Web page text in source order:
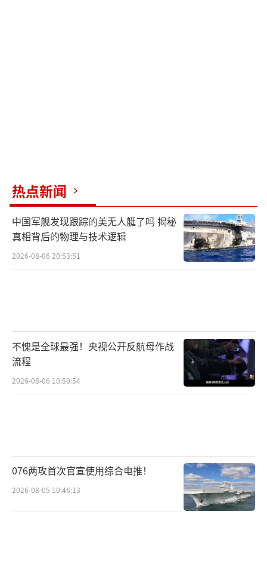
热点新闻
中国军舰发现跟踪的美无人艇了吗 揭秘
真相背后的物理与技术逻辑
2026-08-06 20:53:51
不愧是全球最强！央视公开反航母作战
流程
2026-08-06 10:50:54
076两攻首次官宣使用综合电推！
2026-08-05 10:46:13